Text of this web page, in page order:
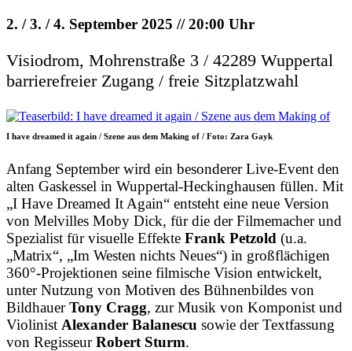
2. / 3. / 4. September 2025 // 20:00 Uhr
Visiodrom, Mohrenstraße 3 / 42289 Wuppertal
barrierefreier Zugang / freie Sitzplatzwahl
I have dreamed it again / Szene aus dem Making of / Foto: Zara Gayk
Anfang September wird ein besonderer Live-Event den
alten Gaskessel in Wuppertal-Heckinghausen füllen. Mit
„I Have Dreamed It Again“ entsteht eine neue Version
von Melvilles Moby Dick, für die der Filmemacher und
Spezialist für visuelle Effekte Frank Petzold (u.a.
„Matrix“, „Im Westen nichts Neues“) in großflächigen
360°-Projektionen seine filmische Vision entwickelt,
unter Nutzung von Motiven des Bühnenbildes von
BildhauerTony Cragg, zur Musik von Komponist und
Violinist Alexander Balanescu sowie der Textfassung
von RegisseurRobert Sturm.